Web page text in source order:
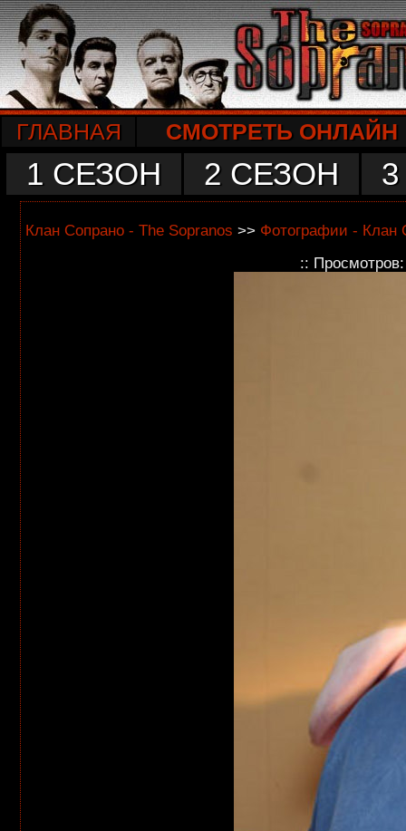
ГЛАВНАЯ СМОТРЕТЬ ОНЛАЙН
1 СЕЗОН 2 СЕЗОН
Клан Сопрано - The Sopranos >> Фотографии - Клан
::